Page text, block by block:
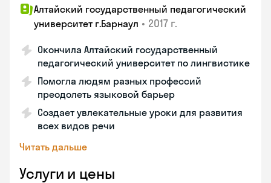
Алтайский государственный педагогический
университет г.Барнаул • 2017 г.
Окончила Алтайский государственный
педагогический университет по лингвистике
Помогла людям разных профессий
преодолеть языковой барьер
Создает увлекательные уроки для развития
всех видов речи
Читать дальше
Услуги и цены